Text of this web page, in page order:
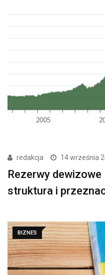
redakcja 14 września
Rezerwy
struktura i
BIZNES